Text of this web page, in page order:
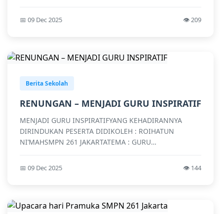
📅 09 Dec 2025 👁️ 209
Berita Sekolah
RENUNGAN – MENJADI GURU INSPIRATIF
MENJADI GURU INSPIRATIFYANG KEHADIRANNYA
DIRINDUKAN PESERTA DIDIKOLEH : ROIHATUN
NI’MAHSMPN 261 JAKARTATEMA : GURU
📅 09 Dec 2025 👁️ 144